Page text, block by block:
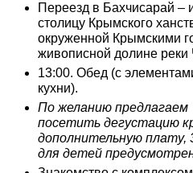
Переезд в Бахчисарай –
столицу Крымского
окруженной Крымскими
живописной долине реки
13:00. Обед (с
кухни).
По желанию предлагаем
посетить дегустацию
дополнительную плату,
для детей